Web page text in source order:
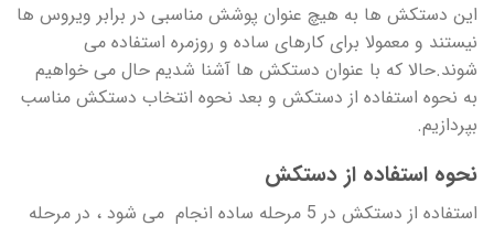
این دستکش ها به هیچ عنوان پوشش مناسبی در برابر ویروس ها
نیستند و معمولا برای کارهای ساده و روزمره استفاده می
شوند.حالا که با عنوان دستکش ها آشنا شدیم حال می خواهیم
به نحوه استفاده از دستکش و بعد نحوه انتخاب دستکش مناسب
بپردازیم.
نحوه استفاده از دستکش
استفاده از دستکش در 5 مرحله ساده انجام می شود ، در مرحله